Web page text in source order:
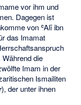
vor ihm und
Dagegen ist
von ʿAlī ibn
das Imamat
die
Imam in der
Ismailiten
), der unter ihnen